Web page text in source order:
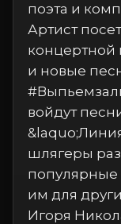
поэта и
Артист
и новые
войдут
шлягеры
им для
Игоря